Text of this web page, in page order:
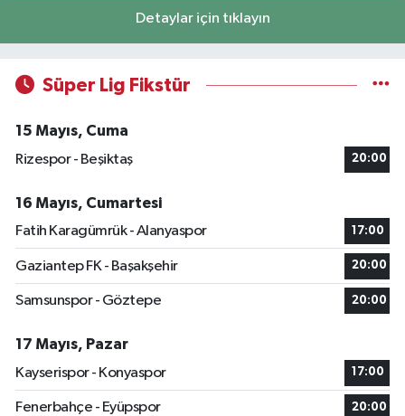
Detaylar için tıklayın
Süper Lig Fikstür
15 Mayıs, Cuma
Rizespor - Beşiktaş
20:00
16 Mayıs, Cumartesi
Fatih Karagümrük - Alanyaspor
17:00
Gaziantep FK - Başakşehir 20:00
Samsunspor - Göztepe 20:00
17 Mayıs, Pazar
Kayserispor - Konyaspor
17:00
Fenerbahçe - Eyüpspor 20:00